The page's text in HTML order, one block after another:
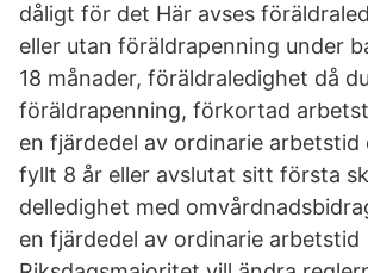
dåligt för det Här avses
eller utan föräldrapenning under
18 månader, föräldraledighet då
föräldrapenning, förkortad
en fjärdedel av ordinarie
fyllt 8 år eller avslutat sitt första
delledighet med
en fjärdedel av ordinarie arbetstid